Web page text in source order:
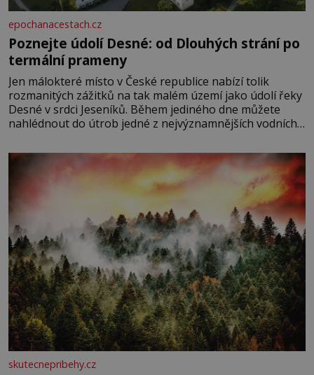
epochanacestach.cz
Poznejte údolí Desné: od Dlouhých strání po
termální prameny
Jen málokteré místo v České republice nabízí tolik
rozmanitých zážitků na tak malém území jako údolí řeky
Desné v srdci Jeseníků. Během jediného dne můžete
nahlédnout do útrob jedné z nejvýznamnějších vodních
se na koloběžce a den zakončit poznáváním památek ve
Velkých Losinách nebo v termálním
skutecnepribehy.cz